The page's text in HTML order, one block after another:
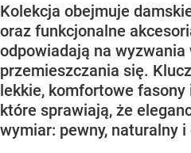
Kolekcja obejmuje
oraz funkcjonalne
odpowiadają na
przemieszczania się.
lekkie, komfortowe
które sprawiają, że
wymiar: pewny, naturalny i